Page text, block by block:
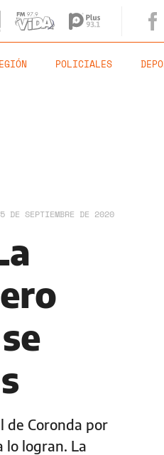
POLICIALES
DE SEPTIEMBRE DE 2020
de Coronda por
lo logran. La